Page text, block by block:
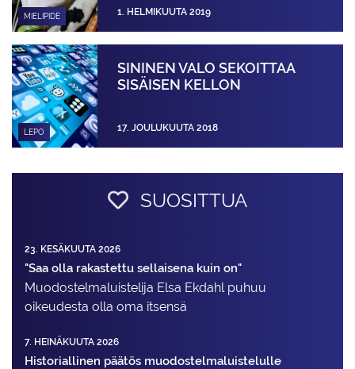
MIELIPIDE 1. HELMIKUUTA 2019
LEPO
SININEN VALO SEKOITTAA
SISÄISEN KELLON
17. JOULUKUUTA 2018
SUOSITTUA
23. KESÄKUUTA 2026
"Saa olla rakastettu sellaisena kuin on"
Muodostelma­luistelija Elsa Ekdahl puhuu
oikeudesta olla oma itsensä
7. HEINÄKUUTA 2026
Historiallinen päätös muodostelmaluistelulle